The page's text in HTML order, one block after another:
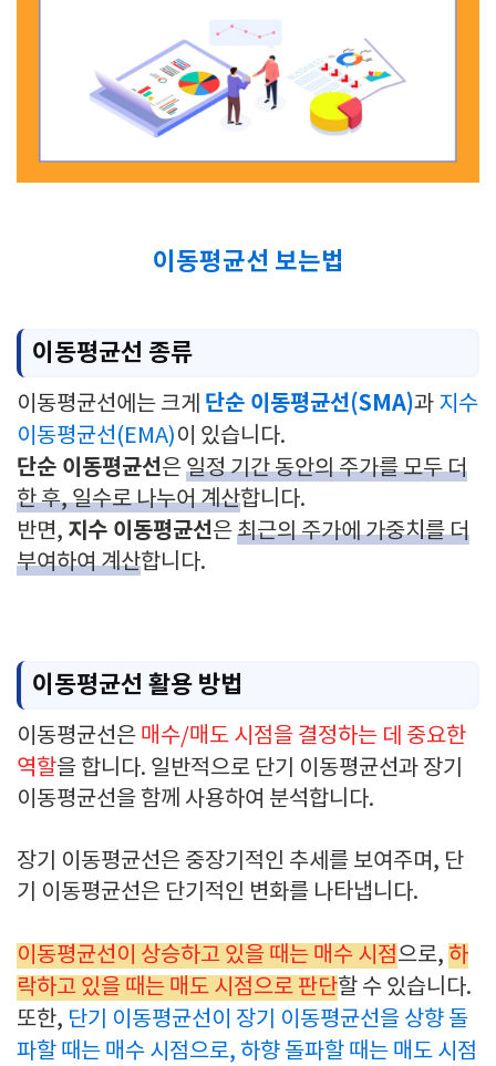
이동평균선 보는법
이동평균선 종류
이동평균선에는 크게 단순 이동평균선(SMA)과 지수
이동평균선(EMA)이 있습니다.
단순 이동평균선은일정 기간 동안의 주가를 모두 더
한 후, 일수로 나누어 계산합니다.
반면, 지수 이동평균선은최근의 주가에 가중치를 더
부여하여 계산합니다.
이동평균선 활용 방법
이동평균선은 매수/매도 시점을 결정하는 데 중요한
역할을 합니다. 일반적으로 단기 이동평균선과 장기
이동평균선을 함께 사용하여 분석합니다.
장기 이동평균선은 중장기적인 추세를 보여주며, 단
기 이동평균선은 단기적인 변화를 나타냅니다.
이동평균선이 상승하고 있을 때는 매수 시점으로, 하
락하고 있을 때는 매도 시점으로 판단할 수 있습니다.
또한, 단기 이동평균선이 장기 이동평균선을 상향 돌
파할 때는 매수 시점으로, 하향 돌파할 때는 매도 시점